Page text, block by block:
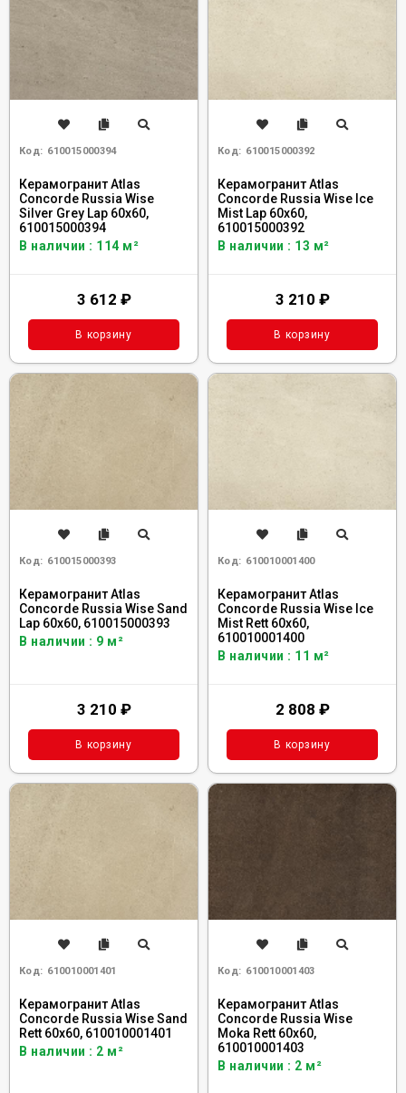
Код: 610015000394
Керамогранит Atlas
Concorde Russia Wise
Silver Grey Lap 60x60,
610015000394
В наличии : 114 м²
3 612 ₽
В корзину
Код: 610015000392
Керамогранит Atlas
Concorde Russia Wise Ice
Mist Lap 60x60,
610015000392
В наличии : 13 м²
3 210 ₽
В корзину
Код: 610015000393
Керамогранит Atlas
Concorde Russia Wise Sand
Lap 60x60, 610015000393
В наличии : 9 м²
3 210 ₽
В корзину
Код: 610010001400
Керамогранит Atlas
Concorde Russia Wise Ice
Mist Rett 60x60,
610010001400
В наличии : 11 м²
2 808 ₽
В корзину
Код: 610010001401
Керамогранит Atlas
Concorde Russia Wise Sand
Rett 60x60, 610010001401
В наличии : 2 м²
Код: 610010001403
Керамогранит Atlas
Concorde Russia Wise
Moka Rett 60x60,
610010001403
В наличии : 2 м²